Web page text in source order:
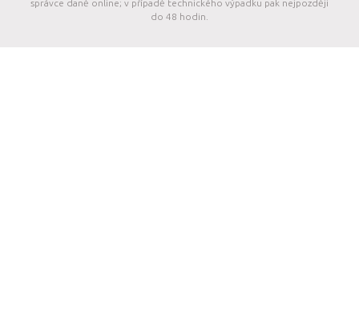
správce daně online; v případě technického výpadku pak nejpozději
do 48 hodin.